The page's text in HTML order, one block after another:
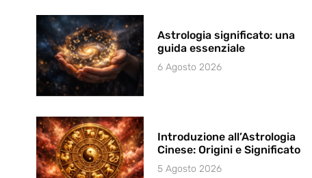
Astrologia significato: una
guida essenziale
6 Agosto 2026
Introduzione all’Astrologia
Cinese: Origini e Significato
5 Agosto 2026